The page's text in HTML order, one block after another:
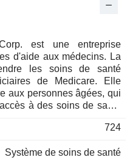
est une entreprise
d'aide aux médecins. La
les soins de santé
de Medicare. Elle
aux personnes âgées, qui
à des soins de santé
permet aux prestataires
les médecins à détecter,
724
Système de soins de santé